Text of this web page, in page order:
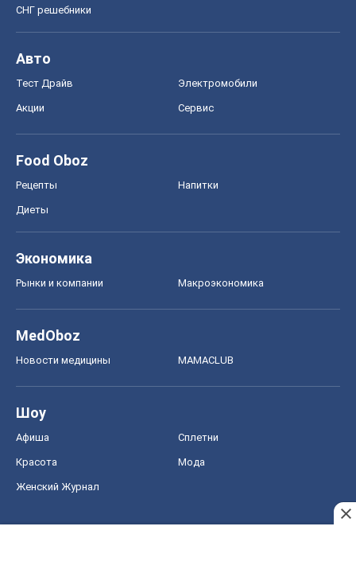
СНГ решебники
Авто
Тест Драйв Электромобили
Акции Сервис
Food Oboz
Рецепты Напитки
Диеты
Экономика
Рынки и компании Mакроэкономика
MedOboz
Новости медицины MAMACLUB
Шоу
Афиша Сплетни
Красота Мода
Женский Журнал